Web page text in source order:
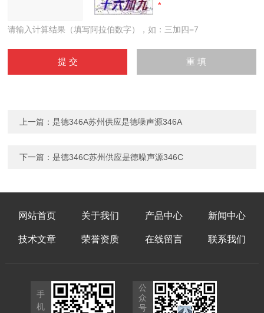
请输入计算结果（填写阿拉伯数字），如：三加四=7
上一篇：是德346A苏州供应是德噪声源346A
下一篇：是德346C苏州供应是德噪声源346C
网站首页 关于我们 产品中心 新闻中心
技术文章 荣誉资质 在线留言 联系我们
手
机
公
众
号